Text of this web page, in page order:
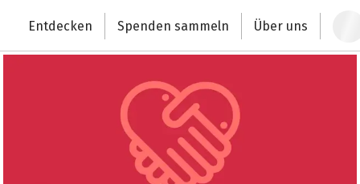
Deutschlands größte Spendenplattform
Entdecken Spenden sammeln Über uns